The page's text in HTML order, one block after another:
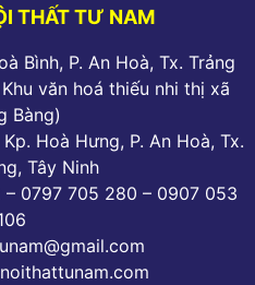
THẤT TƯ NAM
Bình, P. An Hoà, Tx. Trảng
văn hoá thiếu nhi thị xã
Bàng)
Hoà Hưng, P. An Hoà, Tx.
Tây Ninh
0797 705 280 – 0907 053